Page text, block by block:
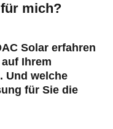
mich?
Solar erfahren
Ihrem
Und welche
für Sie die